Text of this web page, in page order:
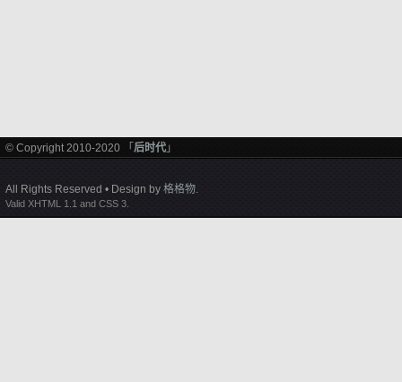
© Copyright 2010-2020 「 后时代 」
All Rights Reserved • Design by 格格物.
Valid XHTML 1.1 and CSS 3.